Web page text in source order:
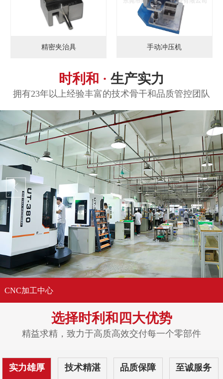
精密夹治具 手动冲压机
时利和 · 生产实力
拥有23年以上经验丰富的技术骨干和品质管控团队
CNC加工中心
选择时利和 四大优势
精益求精，致力于高质高效交付每一个零部件
实力雄厚 技术精湛 品质保障 至诚服务